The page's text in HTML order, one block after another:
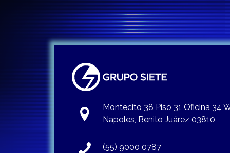
Montecito 38 Piso 31 Oficina 34
Napoles, Benito Juárez 03810
(55) 9000 0787